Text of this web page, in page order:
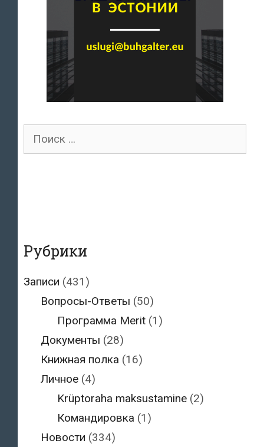
Поиск
Рубрики
Записи (431)
Вопросы-Ответы (50)
Программа Merit (1)
Документы (28)
Книжная полка (16)
Личное(4)
Krüptoraha maksustamine (2)
Командировка (1)
Новости (334)